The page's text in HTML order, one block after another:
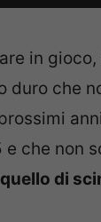
in
duro che
che non
di